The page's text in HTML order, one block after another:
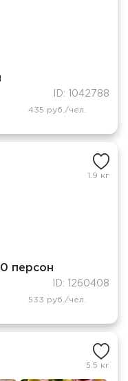
ID: 1042788
435 руб./чел.
1.9 кг
персон
ID: 1260408
533 руб./чел.
5.5 кг